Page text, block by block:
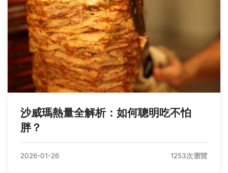
沙威瑪熱量全解析：如何聰明吃不怕
胖？
2026-01-26 1253次瀏覽